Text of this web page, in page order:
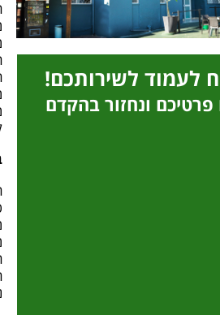
לעמוד לשירותכם!
פרטיכם ונחזור בהקדם